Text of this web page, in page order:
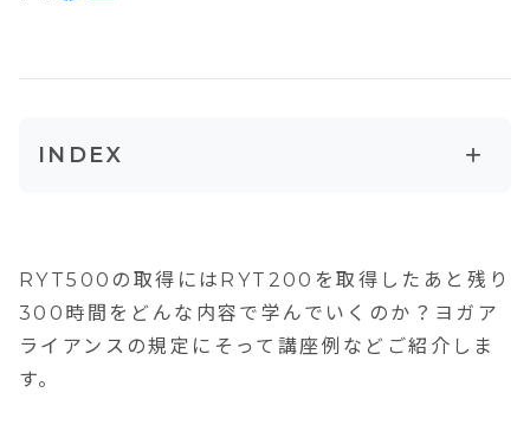
INDEX +
RYT500取得のための300時間のトレーニン
グにはどんな講座があるの？
OMYOGAで学べるRYT500対象講座
RYT500の取得にはRYT200を取得したあと残り
300時間をどんな内容で学んでいくのか？ヨガア
ライアンスの規定にそって講座例などご紹介しま
す。